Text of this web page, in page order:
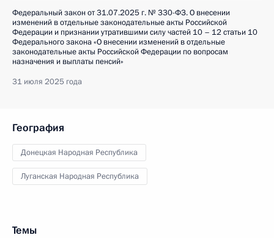
Федеральный закон от 31.07.2025 г. № 330-ФЗ. О внесении
изменений в отдельные законодательные акты Российской
Федерации и признании утратившими силу частей 10 – 12 статьи 10
Федерального закона «О внесении изменений в отдельные
законодательные акты Российской Федерации по вопросам
назначения и выплаты пенсий»
31 июля 2025 года
География
Донецкая Народная Республика
Луганская Народная Республика
Темы